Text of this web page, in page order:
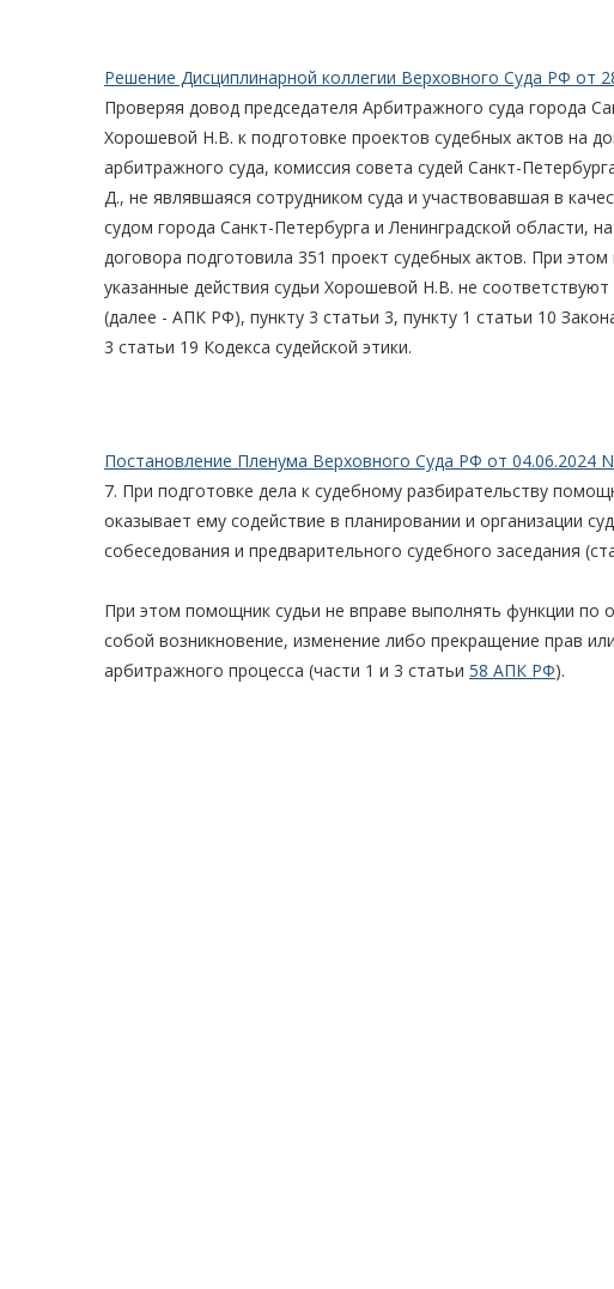
Решение Дисциплинарной коллегии Верховного Суда РФ от
Проверяя довод председателя Арбитражного суда города
Хорошевой Н.В. к подготовке проектов судебных актов на
арбитражного суда, комиссия совета судей Санкт-
Д., не являвшаяся сотрудником суда и участвовавшая в
судом города Санкт-Петербурга и Ленинградской области,
договора подготовила 351 проект судебных актов. При
указанные действия судьи Хорошевой Н.В. не соответствуют
(далее - АПК РФ), пункту 3 статьи 3, пункту 1 статьи 10
3 статьи 19 Кодекса судейской этики.
Постановление Пленума Верховного Суда РФ от 04.06.2024
7. При подготовке дела к судебному разбирательству
оказывает ему содействие в планировании и организации
собеседования и предварительного судебного заседания
При этом помощник судьи не вправе выполнять функции по
собой возникновение, изменение либо прекращение прав
арбитражного процесса (части 1 и 3 статьи 58 АПК РФ).